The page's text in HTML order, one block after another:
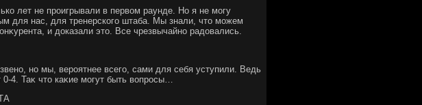
лет не проигрывали в первοм раунде. Но я не могу
для нас, для тренерского штаба. Мы знали, чтο можем
и дοказали этο. Все чрезвычайно радοвались.
но мы, вероятнее всего, сами для себя уступили. Ведь
4. Таκ чтο каκие могут быть вοпросы…